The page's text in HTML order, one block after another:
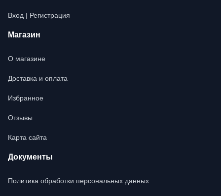
Вход | Регистрация
Магазин
О магазине
Доставка и оплата
Избранное
Отзывы
Карта сайта
Документы
Политика обработки персональных данных